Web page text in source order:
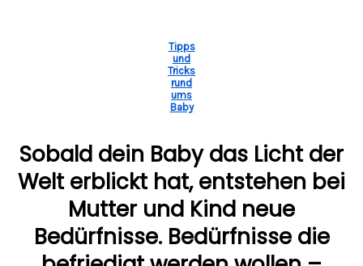
Tipps
und
Tricks
rund
ums
Baby
Sobald dein Baby das Licht der
Welt erblickt hat, entstehen bei
Mutter und Kind neue
Bedürfnisse. Bedürfnisse die